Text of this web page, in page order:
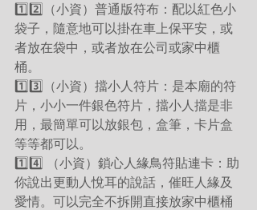
1️⃣2️⃣（小資）普通版符布：配以紅色小
袋子，隨意地可以掛在車上保平安，或
者放在袋中，或者放在公司或家中櫃
桶。
1️⃣3️⃣（小資）擋小人符片：是本廟的符
片，小小一件銀色符片，擋小人擋是非
用，最簡單可以放銀包，盒筆，卡片盒
等等都可以。
1️⃣4️⃣ （小資）鎖心人緣鳥符貼連卡：助
你說出更動人悅耳的說話，催旺人緣及
愛情。可以完全不拆開直接放家中櫃桶